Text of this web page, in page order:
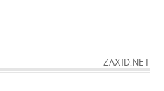
ZAXID.NET